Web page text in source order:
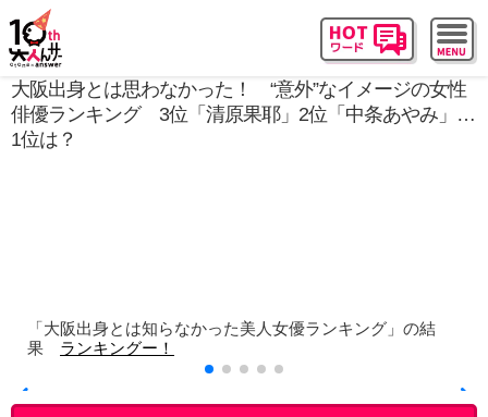
大阪出身とは思わなかった！ “意外”なイメージの女性
俳優ランキング 3位「清原果耶」2位「中条あやみ」…
1位は？
「大阪出身とは知らなかった美人女優ランキング」の結
果 ランキングー！